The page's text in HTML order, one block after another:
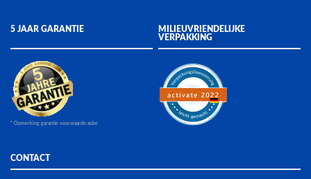
5 JAAR GARANTIE
* Opmerking garantie voorwaarde aube
MILIEUVRIENDELIJKE
VERPAKKING
CONTACT